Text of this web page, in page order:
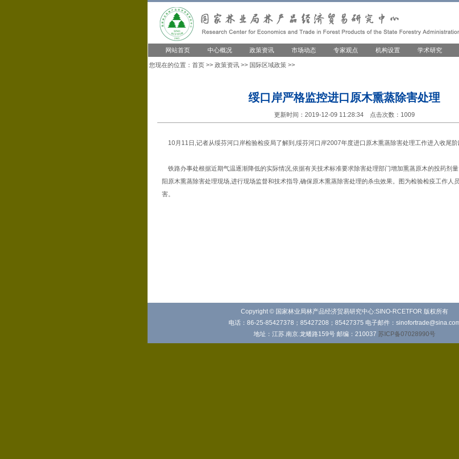
网站首页 中心概况 政策资讯 市场动态 专家观点 机构设置 学术研究
您现在的位置： 首页 >> 政策资讯 >> 国际区域政策 >>
绥口岸严格监控进口原木熏蒸除害处理
更新时间：2019-12-09 11:28:34 点击次数：1009
10月11日,记者从绥芬河口岸检验检疫局了解到,绥芬河口岸2007年度进口原木熏蒸除害处理工作进入收尾阶
铁路办事处根据近期气温逐渐降低的实际情况,依据有关技术标准要求除害处理部门增加熏蒸原木的投药剂
阳原木熏蒸除害处理现场,进行现场监督和技术指导,确保原木熏蒸除害处理的杀虫效果。图为检验检疫工作人
害。
Copyright © 国家林业局林产品经济贸易研究中心:SINO-RCETFOR 版权所有
电话：86-25-85427378；85427208；85427375 电子邮件：
地址：江苏.南京.龙蟠路159号 邮编：210037 苏ICP备07028990号